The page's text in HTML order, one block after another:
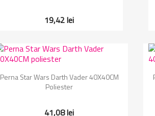
19,42 lei
Vizualizare rapida
Perna Star Wars Darth Vader 40X40CM
Poliester
41,08 lei